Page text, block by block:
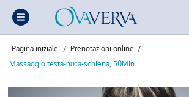
Pagina iniziale / Prenotazioni online /
Massaggio testa-nuca-schiena, 50Min